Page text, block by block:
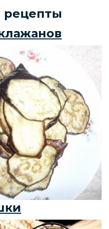
рецепты